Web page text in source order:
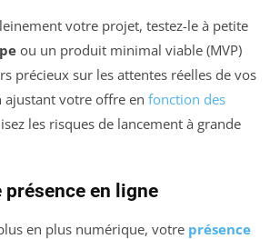
votre projet, testez-le à petite
ou un produit minimal viable (MVP)
précieux sur les attentes réelles de vos
ajustant votre offre en fonction des
les risques de lancement à grande
en ligne
en plus numérique, votre présence